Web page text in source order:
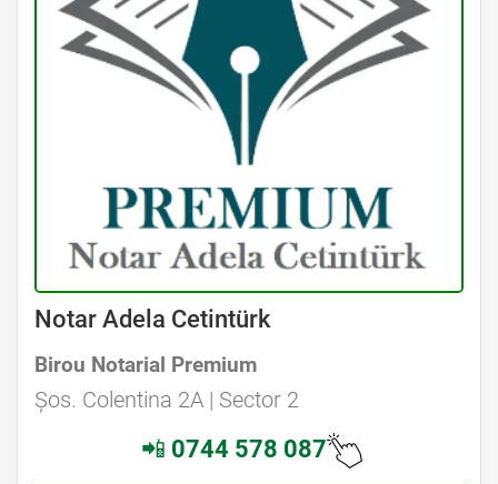
Notar Adela Cetintürk
Birou Notarial Premium
Șos. Colentina 2A | Sector 2
📲 0744 578 087
Avocati Bucuresti • Cabinete Avocatura Bucuresti • Avocati Specializati Bucuresti • Avocat Bun Bucuresti • Avocat Bucuresti • Bucuresti Avocat • Avocat